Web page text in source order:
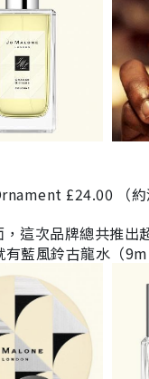
£24.00 （約
，這次品牌總共推
藍風鈴古龍水（